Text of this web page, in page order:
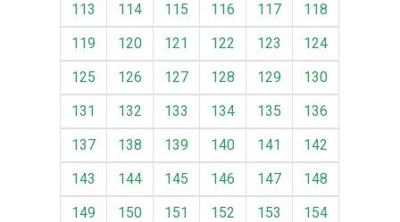
113
114 115 116 117
118
119
120 121 122 123
124
125
126 127 128 129
130
131
132 133 134 135
136
137
138 139 140 141
142
143
144 145 146 147
148
149
150 151 152 153
154